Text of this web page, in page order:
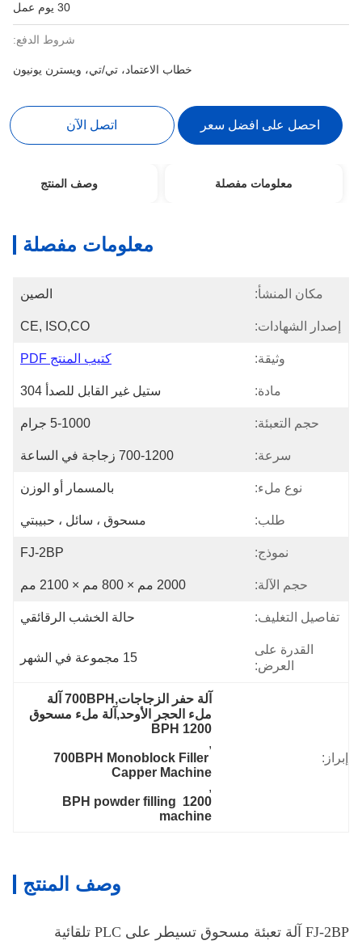
30 يوم عمل
شروط الدفع:
خطاب الاعتماد، تي/تي، ويسترن يونيون
احصل على افضل سعر اتصل الآن
معلومات مفصلة وصف المنتج
معلومات مفصلة
مكان المنشأ: الصين
إصدار الشهادات: CE, ISO,CO
وثيقة: كتيب المنتج PDF
مادة: ستيل غير القابل للصدأ 304
حجم التعبئة: 5-1000 جرام
سرعة: 700-1200 زجاجة في الساعة
نوع ملء: بالمسمار أو الوزن
طلب: مسحوق ، سائل ، حبيبتي
نموذج: FJ-2BP
حجم الآلة: 2000 مم × 800 مم × 2100 مم
تفاصيل التغليف: حالة الخشب الرقائقي
القدرة على
العرض:
15 مجموعة في الشهر
إبراز:
آلة حفر الزجاجات,700BPH آلة
ملء الحجر الأوحد,آلة ملء مسحوق
1200 BPH
,
700BPH Monoblock Filler
Capper Machine
,
1200 BPH powder filling
machine
وصف المنتج
FJ-2BP آلة تعبئة مسحوق تسيطر على PLC تلقائية